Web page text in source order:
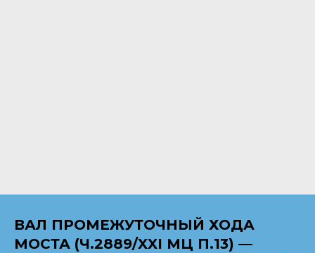
ВАЛ ПРОМЕЖУТОЧНЫЙ ХОДА
МОСТА (Ч.2889/XXI МЦ П.13) —